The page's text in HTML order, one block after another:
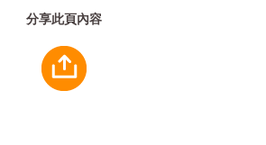
分享此頁內容